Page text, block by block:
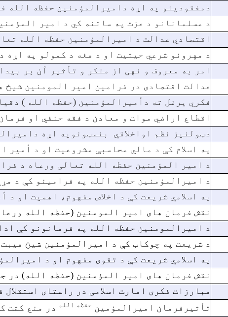
دمفقودینو په اړه دامیرالمؤمنین حفظه الله
د مسلمانانو د عزت په ساتنه کي د امیر
اقتصادي عدالت د اميرالمؤمنين حفظه الله
د مهرونو شرعي حیثیت او د هغه د کمولو په
امر به معروف و نهی از منکر و تأثیر آن بر
عدالت اقتصادی در فرامین امیر المومنین
فکري يرغل ته دأميرالمؤمنین (حفظه الله )
اقطاع اراضي موات و معادن د فقه حنفي او
دټولنیز نظم اواخلاقي بنسټونوپه اړه
په اسلام کې د مالي محاسبې مشروعیت او د
د امیر المؤمنین حفظه الله تعالی ورعاه د
د امیرالمؤمنین حفظه الله په فرامینو کې د
په اسلامي شریعت کې د اخلاص مفهوم، اهمیت او
نقش فرمان های امیر المومنین (حفظه الله
د امیرالمومنین حفظه الله په فرمانونو کې
د شریعت په چوکاټ کې د امیرالمؤمنین شیخ
په اسلامي شریعت کې د تقوی مفهوم او د
نقش فرمان های امیر المؤمنین (حفظه الله) در
مبارزات فکری امارت اسلامی در راستای استقلال
تأثیرفرمان امیرالمؤمین حفظه الله
در منع کشت